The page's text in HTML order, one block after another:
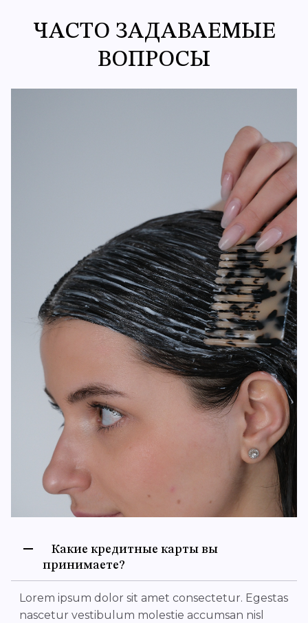
ЧАСТО ЗАДАВАЕМЫЕ
ВОПРОСЫ
Какие кредитные карты вы
принимаете?
Lorem ipsum dolor sit amet consectetur. Egestas
nascetur vestibulum molestie accumsan nisl